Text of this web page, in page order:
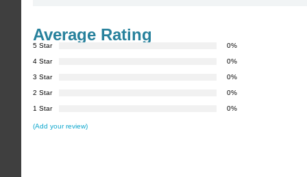
Average Rating
5 Star 0%
4 Star 0%
3 Star 0%
2 Star 0%
1 Star 0%
(Add your review)